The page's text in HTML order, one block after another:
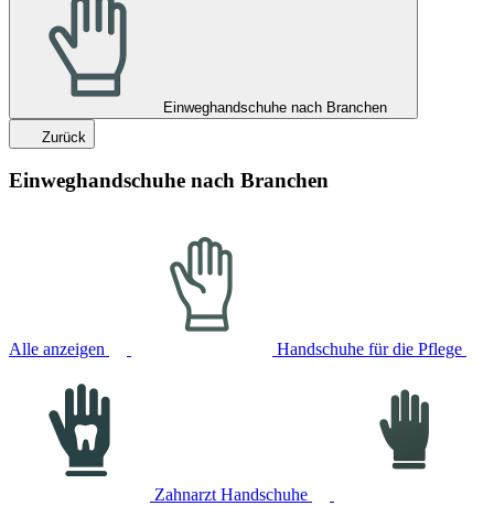
Einweghandschuhe nach Branchen
Zurück
Einweghandschuhe nach Branchen
Alle anzeigen Handschuhe für die Pflege
Zahnarzt Handschuhe